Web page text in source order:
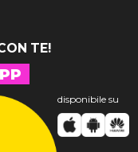
TE!
disponibile su